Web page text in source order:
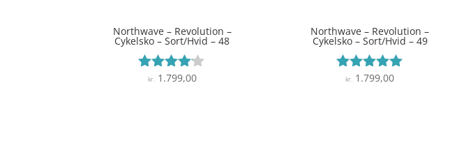
Northwave – Revolution –
Cykelsko – Sort/Hvid – 48
Vurderet
kr.1.799,00
Northwave – Revolution –
Cykelsko – Sort/Hvid – 49
Vurderet
kr. 1.799,00